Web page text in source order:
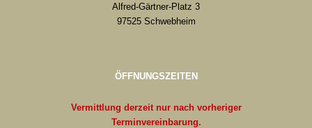
Alfred-Gärtner-Platz 3
97525 Schwebheim
ÖFFNUNGSZEITEN
Vermittlung derzeit nur nach vorheriger
Terminvereinbarung.